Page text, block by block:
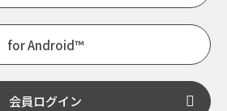
for Android™
会員ログイン